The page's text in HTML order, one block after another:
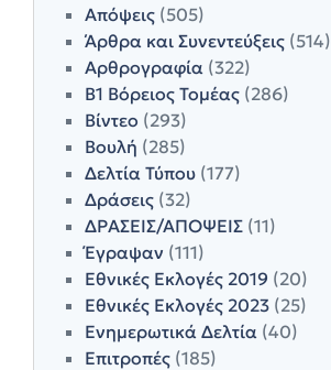
Απόψεις (505)
Άρθρα και Συνεντεύξεις (514)
Αρθρογραφία (322)
Β1 Βόρειος Τομέας (286)
Βίντεο (293)
Βουλή (285)
Δελτία Τύπου (177)
Δράσεις (32)
ΔΡΑΣΕΙΣ/ΑΠΟΨΕΙΣ (11)
Έγραψαν (111)
Εθνικές Εκλογές 2019 (20)
Εθνικές Εκλογές 2023 (25)
Ενημερωτικά Δελτία (40)
Επιτροπές (185)